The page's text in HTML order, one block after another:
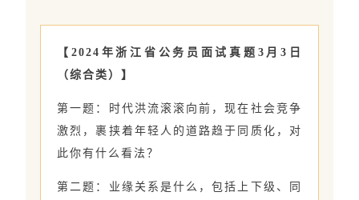
【2024年浙江省公务员面试真题3月3日
（综合类）】
第一题：时代洪流滚滚向前，现在社会竞争
激烈，裹挟着年轻人的道路趋于同质化，对
此你有什么看法？
第二题：业缘关系是什么，包括上下级、同